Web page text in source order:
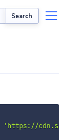
Search
'https://